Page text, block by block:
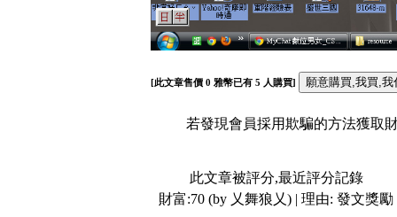
[此文章售價 0 雅幣已有 5 人購買]
若發現會員採用欺騙的方法獲取
此文章被評分,最近評分記錄
財富:70 (by 乂舞狼乂) | 理由: 發文獎勵